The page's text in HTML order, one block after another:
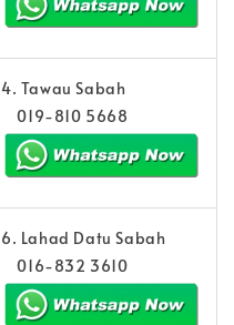
4. Tawau Sabah
019-810 5668
6. Lahad Datu Sabah
016-832 3610